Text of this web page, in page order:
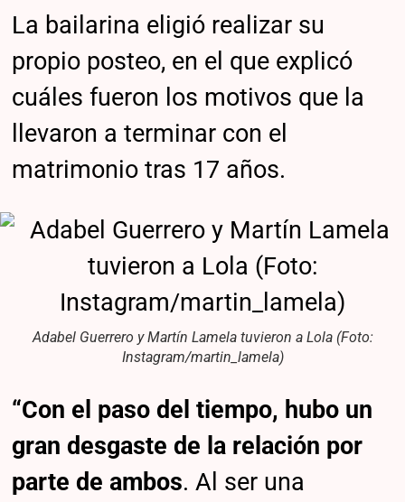
La bailarina eligió realizar su
propio posteo, en el que explicó
cuáles fueron los motivos que la
llevaron a terminar con el
matrimonio tras 17 años.
Adabel Guerrero y Martín Lamela tuvieron a Lola (Foto:
Instagram/martin_lamela)
“Con el paso del tiempo, hubo un
gran desgaste de la relación por
parte de ambos. Al ser una